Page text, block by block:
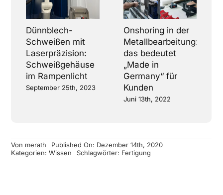
Dünnblech-
Schweißen mit
Laserpräzision:
Schweißgehäuse
im Rampenlicht
September 25th, 2023
Onshoring in der
Metallbearbeitung:
das bedeutet
„Made in
Germany“ für
Kunden
Juni 13th, 2022
Von merath
Published On: Dezember 14th, 2020
Kategorien:Wissen Schlagwörter: Fertigung